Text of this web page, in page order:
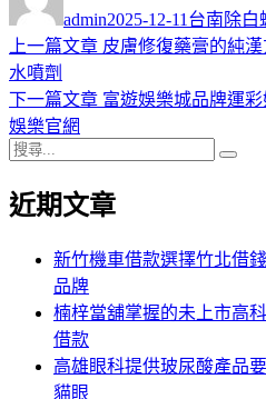
者
admin佈
日
2025-12-11 類
台南除白
文
章
導
覽
上一篇文章 上
篇
皮膚修復藥膏的純
水噴劑
下一篇文章 下
章:
富遊娛樂城品牌運
娛樂官網
搜
關
近期文章
新竹機車借款選擇竹北借
品牌
楠梓當舖掌握的未上市高
借款
高雄眼科提供玻尿酸產品
貓眼